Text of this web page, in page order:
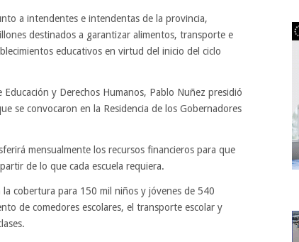
a intendentes e intendentas de la provincia,
destinados a garantizar alimentos, transporte e
educativos en virtud del inicio del ciclo
y Derechos Humanos, Pablo Nuñez presidió
se convocaron en la Residencia de los Gobernadores
mensualmente los recursos financieros para que
de lo que cada escuela requiera.
cobertura para 150 mil niños y jóvenes de 540
de comedores escolares, el transporte escolar y